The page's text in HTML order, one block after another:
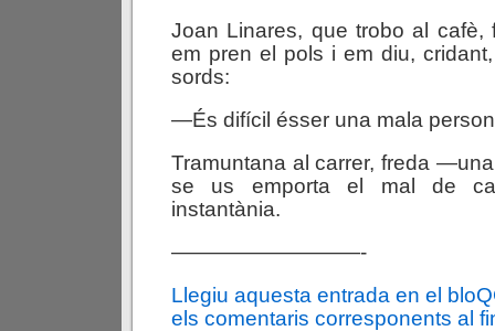
Joan Linares, que trobo al cafè,
em pren el pols i em diu,
sords:
—És difícil ésser una mala
Tramuntana al carrer, freda
se us emporta el mal de
instantània.
—————————-
Llegiu aquesta entrada en el
els comentaris corresponents al